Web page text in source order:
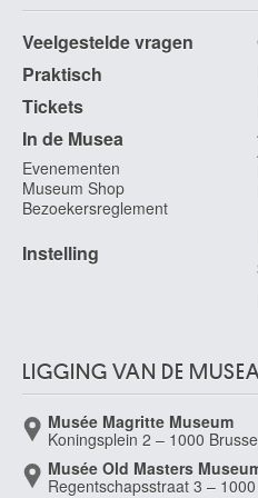
De Bremaecker Eugène
Brussel 1879 - 1963
de Brichy Karel
Brussel 1892 - Ukkel / Brussel 1948
de Bruycker Jules
Gent 1870 - 1945
Antwerpen 1580 - Rotterdam
Schaarbeek / Brussel 1837 - Brussel
Kamerijk, Nord (Frankrijk) ? ca. 1580 -
Beveren-Waas 1779 - Gent 1854
Brussel 1631 - Parijs (Frankrijk) 1681
Veelgestelde vragen
Praktisch
Tickets
In de Musea
Evenementen
Museum Shop
Bezoekersreglement
Instelling
LIGGING VAN DE MUSEA
Musée Magritte Museum
Koningsplein 2 – 1000
Musée Old Masters
Regentschapsstraat 3 –